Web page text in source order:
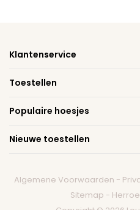
Klantenservice
Toestellen
Populaire hoesjes
Nieuwe toestellen
Algemene Voorwaarden -
Sitemap -